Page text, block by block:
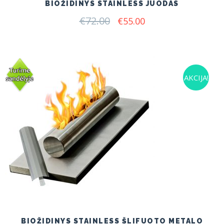
BIOŽIDINYS STAINLESS JUODAS
€72.00 Original
€55.00Current
AKCIJA!
BIOŽIDINYS STAINLESS ŠLIFUOTO METALO